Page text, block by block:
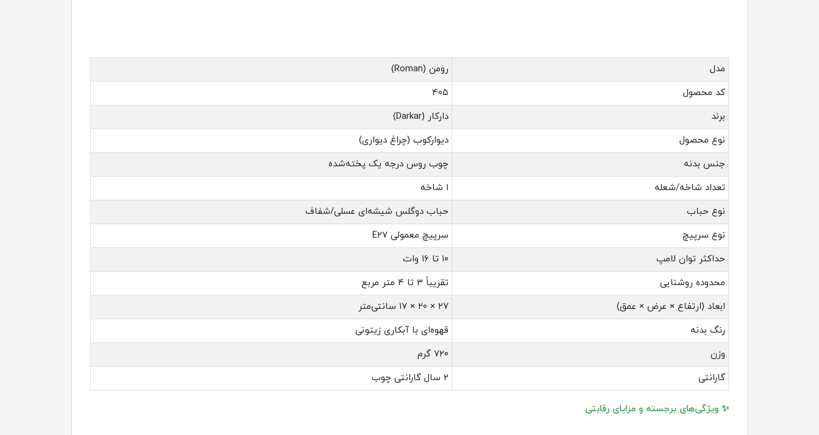
مدل
رومن (Roman)
کد محصول
۴۰۵
برند
دارکار (Darkar)
نوع محصول
دیوارکوب (چراغ دیواری)
جنس بدنه
چوب روس درجه یک پخته‌شده
تعداد شاخه/شعله
۱ شاخه
نوع حباب
حباب دوگلس شیشه‌ای عسلی/شفاف
نوع سرپیچ
سرپیچ معمولی E27
حداکثر توان لامپ
۱۰ تا ۱۶ وات
محدوده روشنایی
تقریباً ۳ تا ۴ متر مربع
ابعاد (ارتفاع × عرض × عمق)
۲۷ × ۲۰ × ۱۷ سانتی‌متر
رنگ بدنه
قهوه‌ای با آبکاری زیتونی
وزن
۷۲۰ گرم
گارانتی
۲ سال گارانتی چوب
✨ ویژگی‌های برجسته و مزایای رقابتی